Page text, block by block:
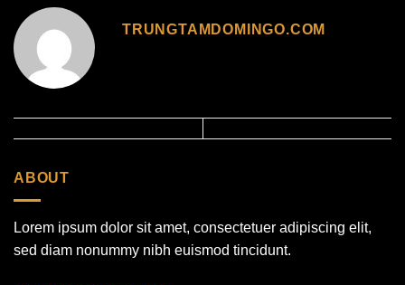
TRUNGTAMDOMINGO.COM
ABOUT
Lorem ipsum dolor sit amet, consectetuer adipiscing elit,
sed diam nonummy nibh euismod tincidunt.